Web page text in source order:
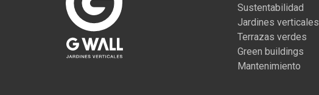
Sustentabilidad
Jardines verticales
Terrazas verdes
Green buildings
Mantenimiento